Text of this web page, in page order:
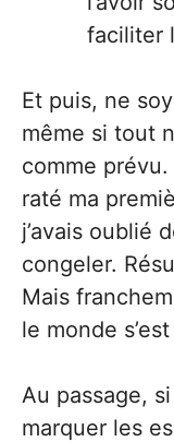
faciliter
Et puis, ne
même si tout
comme prévu.
raté ma
j’avais oublié
congeler.
Mais
le monde
Au passage,
marquer les